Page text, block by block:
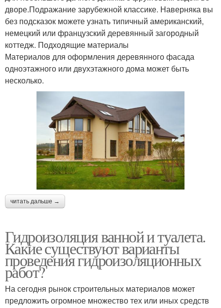
дворе.Подражание зарубежной классике. Наверняка вы
без подсказок можете узнать типичный американский,
немецкий или французский деревянный загородный
коттедж. Подходящие материалы
Материалов для оформления деревянного фасада
одноэтажного или двухэтажного дома может быть
несколько.
читать дальше →
Гидроизоляция ванной и туалета.
Какие существуют варианты
проведения гидроизоляционных
работ?
На сегодня рынок строительных материалов может
предложить огромное множество тех или иных средств